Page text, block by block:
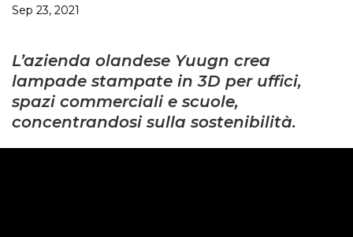
Sep 23, 2021
L’azienda olandese Yuugn crea
lampade stampate in 3D per uffici,
spazi commerciali e scuole,
concentrandosi sulla sostenibilità.